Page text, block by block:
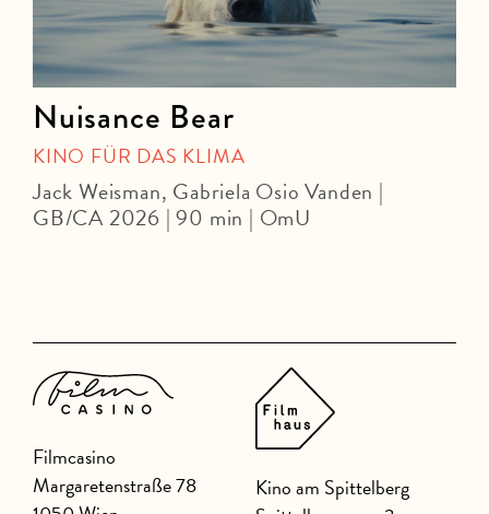
Nuisance Bear
KINO FÜR DAS KLIMA
Jack Weisman, Gabriela Osio Vanden |
GB/CA 2026 | 90 min | OmU
Filmcasino
Margaretenstraße 78
Kino am Spittelberg